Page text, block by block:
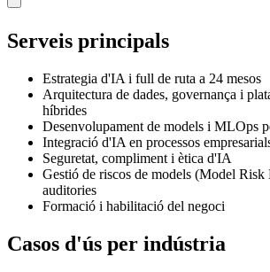
Serveis principals
Estrategia d'IA i full de ruta a 24 mesos
Arquitectura de dades, governança i
híbrides
Desenvolupament de models i MLOps
Integració d'IA en processos
Seguretat, compliment i ètica d'IA
Gestió de riscos de models (Model Risk
auditories
Formació i habilitació del negoci
Casos d'ús per indústria